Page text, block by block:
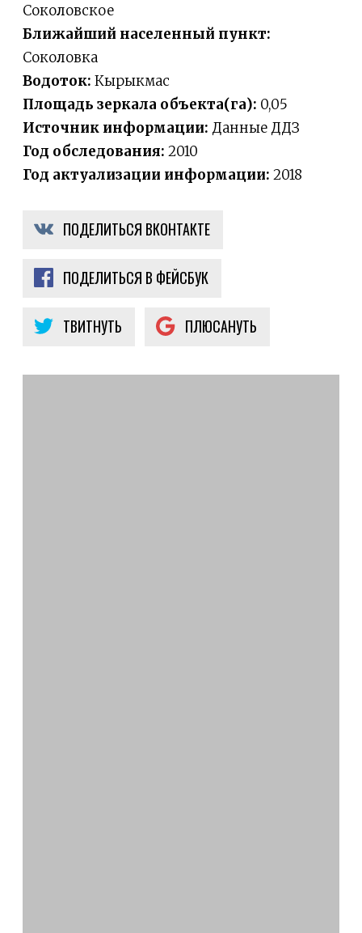
Соколовское
Ближайший населенный пункт:
Соколовка
Водоток: Кырыкмас
Площадь зеркала объекта(га): 0,05
Источник информации: Данные ДДЗ
Год обследования: 2010
Год актуализации информации: 2018
ПОДЕЛИТЬСЯ ВКОНТАКТЕ
ПОДЕЛИТЬСЯ В ФЕЙСБУК
ТВИТНУТЬ ПЛЮСАНУТЬ